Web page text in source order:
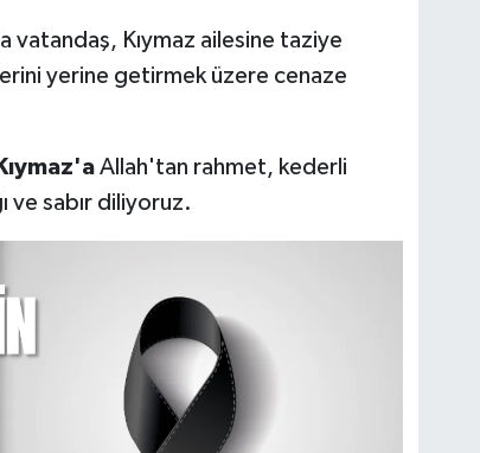
vatandaş, Kıymaz ailesine taziye
yerine getirmek üzere cenaze
Allah'tan rahmet, kederli
ve sabır diliyoruz.